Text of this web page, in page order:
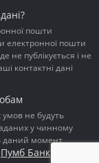
пошти
електронної пошти
не публікується і не
контактні дані
умов не будуть
у чинному
даний момент
Пумб Банк